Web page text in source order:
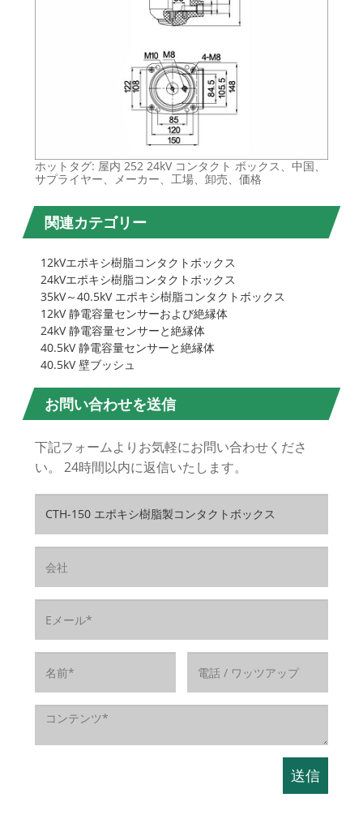
ホットタグ: 屋内 252 24kV コンタクト ボックス、中国、
サプライヤー、メーカー、工場、卸売、価格
関連カテゴリー
12kVエポキシ樹脂コンタクトボックス
24kVエポキシ樹脂コンタクトボックス
35kV～40.5kV エポキシ樹脂コンタクトボックス
12kV 静電容量センサーおよび絶縁体
24kV 静電容量センサーと絶縁体
40.5kV 静電容量センサーと絶縁体
40.5kV 壁ブッシュ
お問い合わせを送信
下記フォームよりお気軽にお問い合わせくださ
い。 24時間以内に返信いたします。